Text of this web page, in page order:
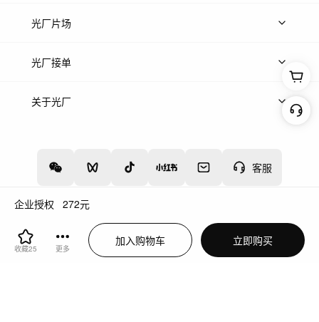
企业授权 272元
收藏25 更多
加入购物车 立即购买
客服
热门音乐
光厂片场
上传案例
光厂接单
上架服务
关于光厂
增值电信业务经营许可证：川B2-20160192
蜀ICP备12020238号-4
川公网安备51019002000262
违法和不良信息举报中心